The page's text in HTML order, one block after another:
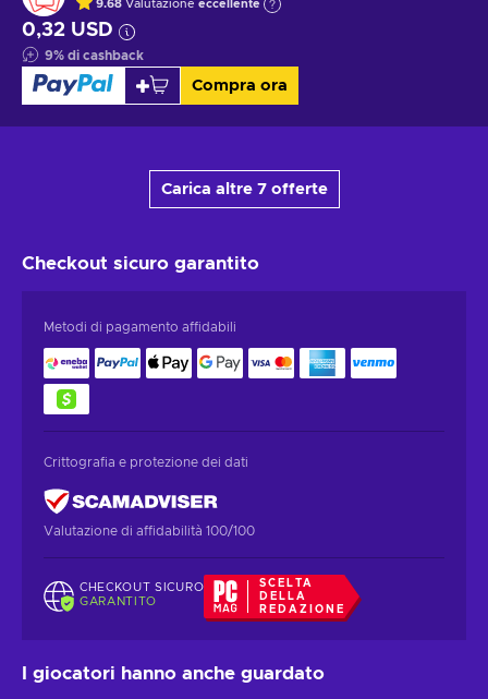
9.68 Valutazione eccellente
0,32 USD
9% di cashback
Compra ora
Carica altre 7 offerte
Checkout sicuro garantito
Metodi di pagamento affidabili
Crittografia e protezione dei dati
Valutazione di affidabilità 100/100
CHECKOUT SICURO
GARANTITO
SCELTA
DELLA
REDAZIONE
I giocatori hanno anche guardato